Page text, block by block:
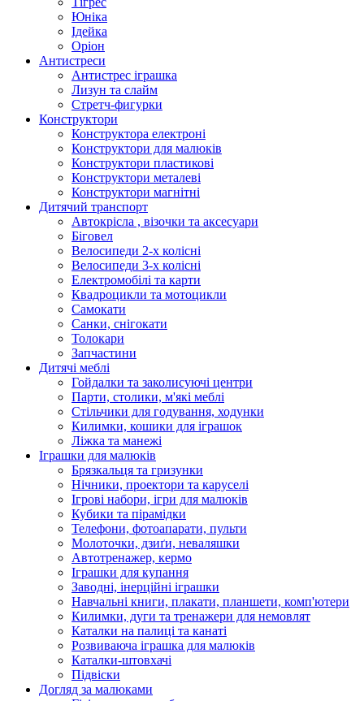
Юніка
Ідейка
Оріон
Антистреси
Антистрес іграшка
Лизун та слайм
Стретч-фигурки
Конструктори
Конструктора електроні
Конструктори для малюків
Конструктори пластикові
Конструктори металеві
Конструктори магнітні
Дитячий транспорт
Автокрісла , візочки та аксесуари
Біговел
Велосипеди 2-х колісні
Велосипеди 3-х колісні
Електромобілі та карти
Квадроцикли та мотоцикли
Самокати
Санки, снігокати
Толокари
Запчастини
Дитячі меблі
Гойдалки та заколисуючі центри
Парти, столики, м'які меблі
Стільчики для годування, ходунки
Килимки, кошики для іграшок
Ліжка та манежі
Іграшки для малюків
Брязкальця та гризунки
Нічники, проектори та каруселі
Ігрові набори, ігри для малюків
Кубики та пірамідки
Телефони, фотоапарати, пульти
Молоточки, дзиґи, неваляшки
Автотренажер, кермо
Іграшки для купання
Заводні, інерційні іграшки
Навчальні книги, плакати, планшети, комп'ютери
Килимки, дуги та тренажери для немовлят
Каталки на палиці та канаті
Розвиваюча іграшка для малюків
Каталки-штовхачі
Підвіски
Догляд за малюками